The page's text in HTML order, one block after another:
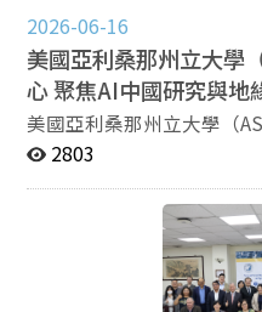
確保政策落實的重要功能。 在談及制度改革的實際影響
時，傅強特別分析認罪認
檢察官透過提出「精準量
主導的裁判空間。由於法
分學者因此提出「檢察官
否受到壓縮。 不過，傅強也指出，法官與檢察官之間並
非單純競爭關係。兩者往
成具有共同專業認同的「
雙方常透過非正式協調維
時，法官也可能透過技術
重點 一、南海仲裁案十年
法、區域戰略） 二、我國南海政策定
｜2026年6月25日（四）
心 A747CB 語言｜中文 ▍主辦單位 國立政治大學國際關
係研究中心、臺灣安全研
華民國國際法學會、中華民國
單位 海洋委員會 報名連結｜https://bit.ly/SCS-Law-
秩序議題的各界朋友踴躍
2026-06-16
美國亞利桑那州立大學
心 聚焦AI中國研究與地
美國亞利桑那州立大學（
中心，由本中心王信賢主
待。雙方就AI技術如何應
濟安全、全球地緣政治，
術聯盟合作規劃等議題進
2803